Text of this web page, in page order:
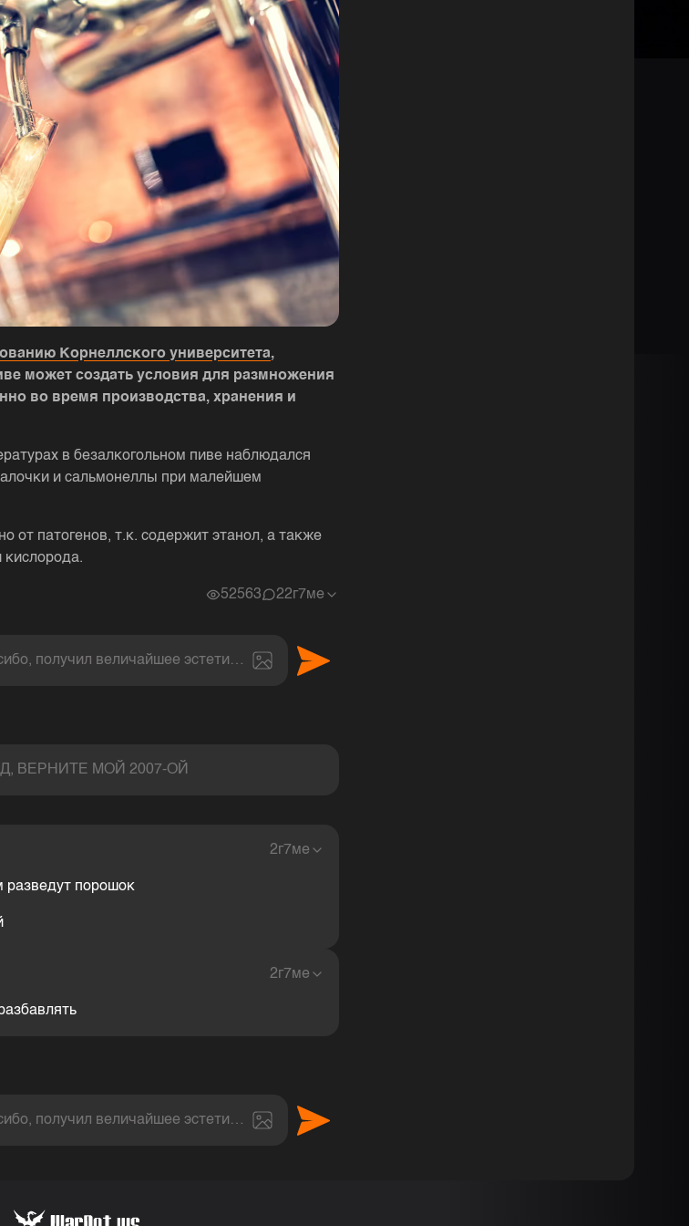
Корнеллского университета,
может создать условия для размножения
во время производства, хранения и
в безалкогольном пиве наблюдался
и сальмонеллы при малейшем
от патогенов, т.к. содержит этанол, а также
кислорода.
52563 22г7ме
получил величайшее эстетическое наслаждение <3
ВЕРНИТЕ МОЙ 2007-ОЙ
2г7ме
разведут порошок
2г7ме
получил величайшее эстетическое наслаждение <3